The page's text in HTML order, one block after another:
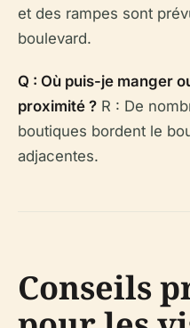
et des rampes sont
boulevard.
Q : Où puis-je manger
proximité ? R : De
boutiques bordent le
adjacentes.
Conseils